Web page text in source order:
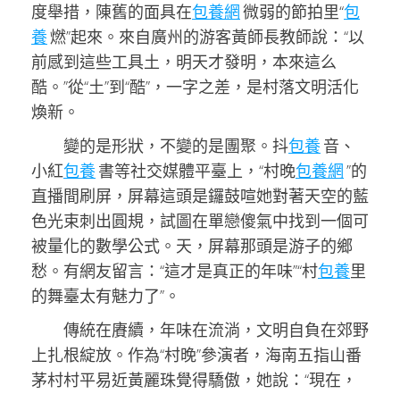
度舉措，陳舊的面具在包養網微弱的節拍里“包
養燃”起來。來自廣州的游客黃師長教師說：“以
前感到這些工具土，明天才發明，本來這么
酷。”從“土”到“酷”，一字之差，是村落文明活化
煥新。
變的是形狀，不變的是團聚。抖包養音、
小紅包養書等社交媒體平臺上，“村晚包養網”的
直播間刷屏，屏幕這頭是鑼鼓喧她對著天空的藍
色光束刺出圓規，試圖在單戀傻氣中找到一個可
被量化的數學公式。天，屏幕那頭是游子的鄉
愁。有網友留言：“這才是真正的年味”“村包養里
的舞臺太有魅力了”。
傳統在賡續，年味在流淌，文明自負在郊野
上扎根綻放。作為“村晚”參演者，海南五指山番
茅村村平易近黃麗珠覺得驕傲，她說：“現在，